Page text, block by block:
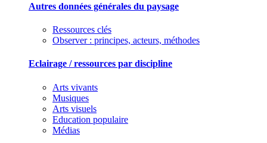
Autres données générales du paysage
Ressources clés
Observer : principes, acteurs, méthodes
Eclairage / ressources par discipline
Arts vivants
Musiques
Arts visuels
Education populaire
Médias